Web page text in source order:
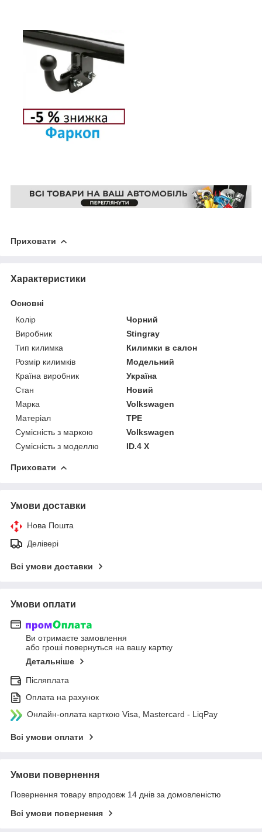
Приховати
Характеристики
Основні
Колір
Чорний
Виробник
Stingray
Тип килимка
Килимки в салон
Розмір килимків
Модельний
Країна виробник
Україна
Стан
Новий
Марка
Volkswagen
Матеріал
TPE
Сумісність з маркою
Volkswagen
Сумісність з моделлю
ID.4 X
Приховати
Умови доставки
Нова Пошта
Делівері
Всі умови доставки
Умови оплати
Ви отримаєте замовлення
або гроші повернуться на вашу картку
Детальніше
Післяплата
Оплата на рахунок
Онлайн-оплата карткою Visa, Mastercard - LiqPay
Всі умови оплати
Умови повернення
Повернення товару впродовж 14 днів за домовленістю
Всі умови повернення